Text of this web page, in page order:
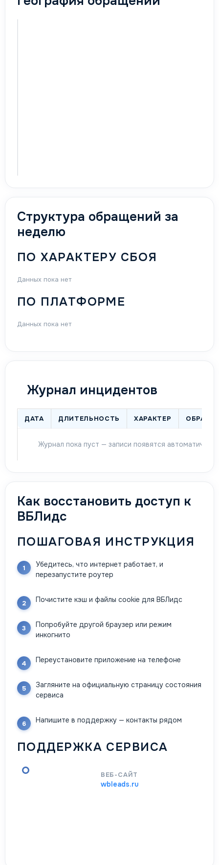
Структура обращений за
неделю
ПО ХАРАКТЕРУ СБОЯ
Данных пока нет
ПО ПЛАТФОРМЕ
Данных пока нет
Журнал инцидентов
ДАТА ДЛИТЕЛЬНОСТЬ ХАРАКТЕР
Журнал пока пуст — записи появятся автоматически
Как восстановить доступ к
ВБЛидс
ПОШАГОВАЯ ИНСТРУКЦИЯ
Убедитесь, что интернет работает, и
перезапустите роутер
Почистите кэш и файлы cookie для ВБЛидс
Попробуйте другой браузер или режим
инкогнито
Переустановите приложение на телефоне
Загляните на официальную страницу состояния
сервиса
Напишите в поддержку — контакты рядом
ПОДДЕРЖКА СЕРВИСА
ВЕБ-САЙТ
wbleads.ru